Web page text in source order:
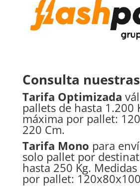
Consulta
Tarifa Optimizada
pallets de hasta 1.200
máxima por pallet:
220 Cm.
Tarifa Mono para
solo pallet por
hasta 250 Kg.
por pallet: 120x80x100